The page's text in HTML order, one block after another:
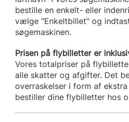
bestille en enkelt- eller
vælge "Enkeltbillet" og
søgemaskinen.
Prisen på flybilletter er
Vores totalpriser på
alle skatter og afgifter. Det
overraskelser i form af
bestiller dine flybilletter hos